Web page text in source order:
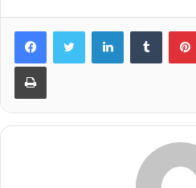
LinkedInTumblr
Print